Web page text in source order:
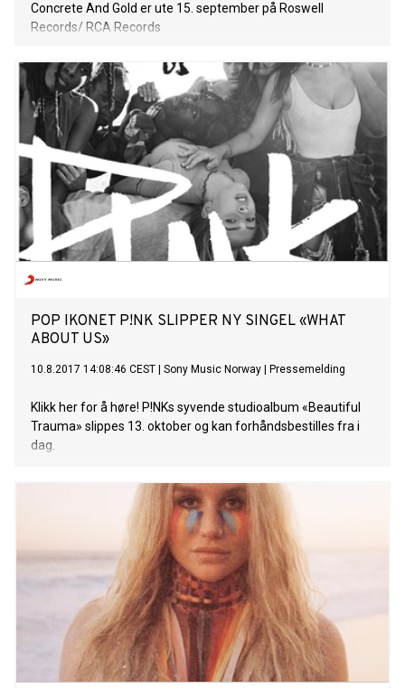
Concrete And Gold er ute 15. september på Roswell
Records/ RCA Records
POP IKONET P!NK SLIPPER NY SINGEL «WHAT
ABOUT US»
10.8.2017 14:08:46 CEST Sony Music Norway Pressemelding
Klikk her for å høre! P!NKs syvende studioalbum «Beautiful
Trauma» slippes 13. oktober og kan forhåndsbestilles fra i
dag.